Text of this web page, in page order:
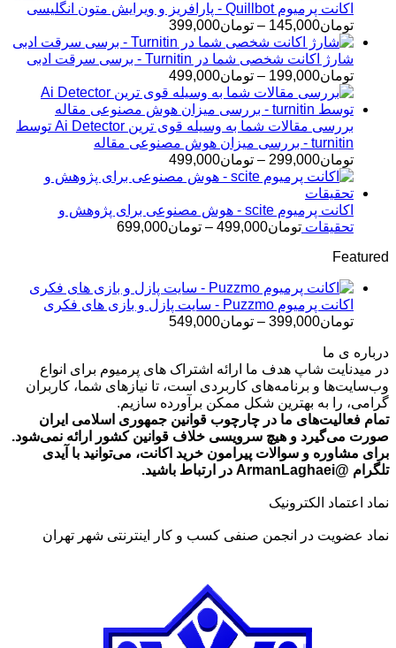
اکانت پرمیوم Quillbot - پارافریز و ویرایش متون انگلیسی
تومان145,000
– تومان399,000محدوده
قیمت:
تومان145,000
تا
تومان399,000
شارژ اکانت شخصی شما در Turnitin - برسی سرقت ادبی
تومان199,000
– تومان499,000محدوده
قیمت:
تومان199,000
تا
تومان499,000
بررسی مقالات شما به وسیله قوی ترین Ai Detector توسط
turnitin - بررسی میزان هوش مصنوعی مقاله
تومان299,000
– تومان499,000محدوده
قیمت:
تا
تومان499,000
اکانت پرمیوم scite - هوش مصنوعی برای پژوهش و
تحقیقات تومان499,000
– تومان699,000محدوده
تومان699,000
Featured
اکانت پرمیوم Puzzmo - سایت پازل و بازی های فکری
تومان399,000
– تومان549,000
تا
تومان549,000
درباره ی ما
در میدنایت شاپ هدف ما ارائه اشتراک های پرمیوم برای انواع
وب‌سایت‌ها و برنامه‌های کاربردی است، تا نیازهای شما، کاربران
گرامی، را به بهترین شکل ممکن برآورده سازیم.
تمام فعالیت‌های ما در چارچوب قوانین جمهوری اسلامی ایران
صورت می‌گیرد و هیچ سرویسی خلاف قوانین کشور ارائه نمی‌شود.
برای مشاوره و سوالات پیرامون خرید اکانت، می‌توانید با آیدی
تلگرام @ArmanLaghaei در ارتباط باشید.
نماد اعتماد الکترونیک
نماد عضویت در انجمن صنفی کسب و کار اینترنتی شهر تهران